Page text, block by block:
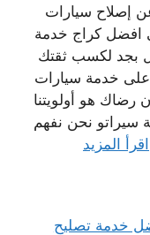
إصلاح سيارات
افضل كراج خدمة
بجد لكسب ثقتك
على خدمة سيارات
رضاك ​​هو أولويتنا
سيراتو نحن نفهم
اقرأ المزيد
خدمة تصليح